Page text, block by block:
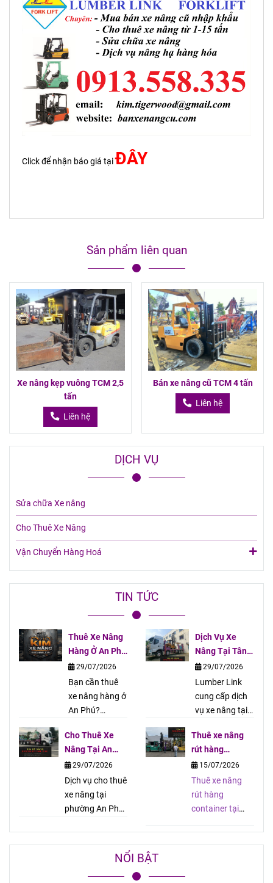
Click để nhận báo giá tạiĐÂY
Sản phẩm liên quan
Xe nâng kẹp vuông TCM 2,5
tấn
Liên hệ
Bán xe nâng cũ TCM 4 tấn
Liên hệ
DỊCH VỤ
Sửa chữa Xe nâng
Cho Thuê Xe Nâng
Vận Chuyển Hàng Hoá
TIN TỨC
Thuê Xe Nâng
Hàng Ở An Phú
Ở Đâu? | Dịch
Vụ Xe Nâng
Lumber Link
29/07/2026
Bạn cần thuê
xe nâng hàng ở
An Phú?
cung cấp xe
nâng điện, xe
nâng dầu, tự lái
hoặc có tài xế,
giao xe nhanh,
giá hợp lý.
địa chỉ thuê xe
nâng hàng ở
Dịch Vụ Xe
Nâng Tại Tân
Uyên Và Các
Phường Lân
Cận | Lumber
Link
29/07/2026
Lumber Link
cung cấp dịch
vụ xe nâng tại
các phường lân
cận. Cho thuê
xe nâng điện,
xe nâng dầu, tự
lái hoặc có tài
xế, giao xe
Cho Thuê Xe
Nâng Tại An
Phú, Tân Khánh,
Thủ Dầu Một |
Giá Tốt
29/07/2026
Dịch vụ cho thuê
xe nâng tại
phường An Phú,
TP. Hồ Chí Minh.
Cho thuê xe
Thuê xe nâng
rút hàng
container tại
phường Tân
Uyên, phường
Tân Khánh. LH:
Mr.Kim
15/07/2026
Thuê xe nâng
rút hàng
container tại
NỔI BẬT